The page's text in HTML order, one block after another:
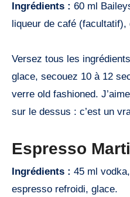
Ingrédients : 60 ml
liqueur de café (facultatif),
Versez tous les
glace, secouez 10 à 12
verre old fashioned.
sur le dessus : c’est un
Espresso
Ingrédients : 45 ml
espresso refroidi, glace.